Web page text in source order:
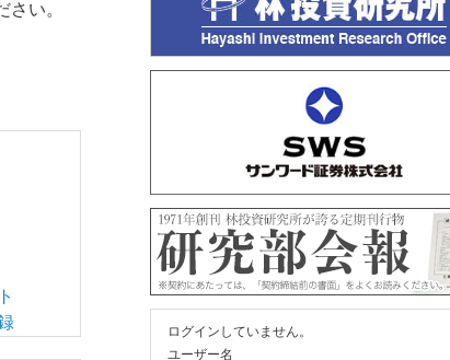
い。
ログインしていません。
ユーザー名